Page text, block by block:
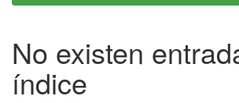
No existen
índice